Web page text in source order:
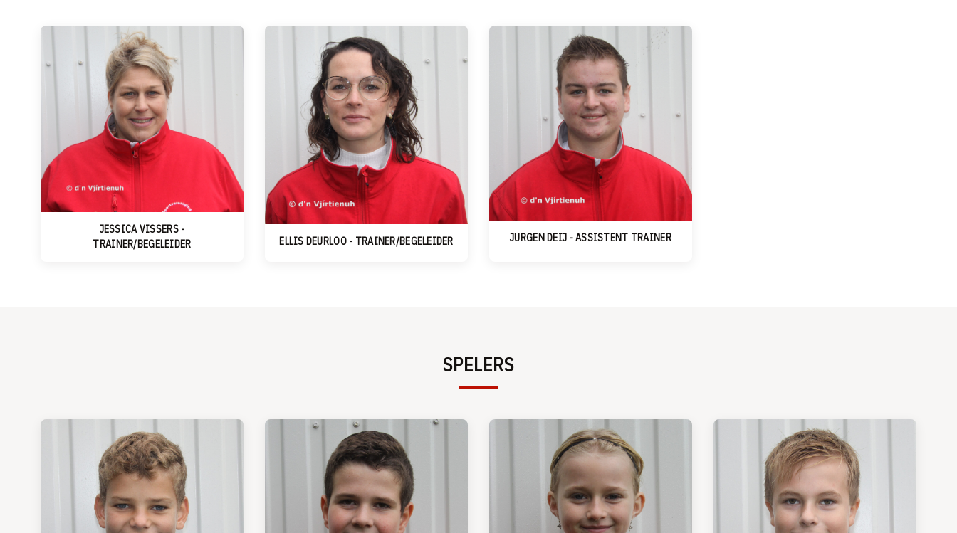
JESSICA VISSERS -
TRAINER/BEGELEIDER
ELLIS DEURLOO - TRAINER/BEGELEIDER JURGEN DEIJ - ASSISTENT TRAINER
SPELERS